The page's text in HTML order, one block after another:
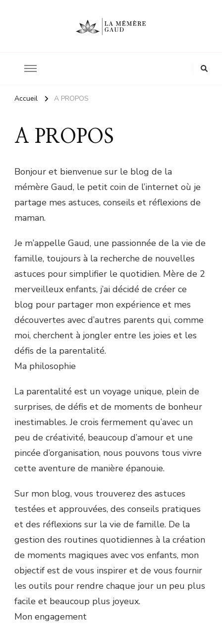
Accueil A PROPOS
A PROPOS
Bonjour et bienvenue sur le blog de la
mémère Gaud, le petit coin de l’internet où je
partage mes astuces, conseils et réflexions de
maman.
Je m’appelle Gaud, une passionnée de la vie de
famille, toujours à la recherche de nouvelles
astuces pour simplifier le quotidien. Mère de 2
merveilleux enfants, j’ai décidé de créer ce
blog pour partager mon expérience et mes
découvertes avec d’autres parents qui, comme
moi, cherchent à jongler entre les joies et les
défis de la parentalité.
Ma philosophie
La parentalité est un voyage unique, plein de
surprises, de défis et de moments de bonheur
inestimables. Je crois fermement qu’avec un
peu de créativité, beaucoup d’amour et une
pincée d’organisation, nous pouvons tous vivre
cette aventure de manière épanouie.
Sur mon blog, vous trouverez des astuces
testées et approuvées, des conseils pratiques
et des réflexions sur la vie de famille. De la
gestion des routines quotidiennes à la création
de moments magiques avec vos enfants, mon
objectif est de vous inspirer et de vous fournir
les outils pour rendre chaque jour un peu plus
facile et beaucoup plus joyeux.
Mon engagement